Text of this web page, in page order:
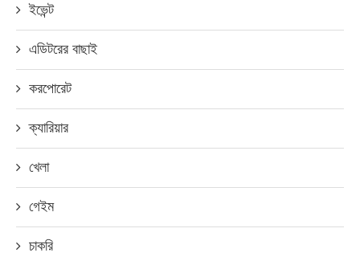
ইভেন্ট
এডিটরের বাছাই
করপোরেট
ক্যারিয়ার
খেলা
গেইম
চাকরি